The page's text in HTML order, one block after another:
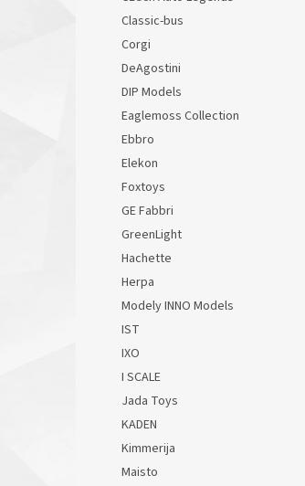
Classic-bus
Corgi
DeAgostini
DIP Models
Eaglemoss Collection
Ebbro
Elekon
Foxtoys
GE Fabbri
GreenLight
Hachette
Herpa
Modely INNO Models
IST
IXO
I SCALE
Jada Toys
KADEN
Kimmerija
Maisto